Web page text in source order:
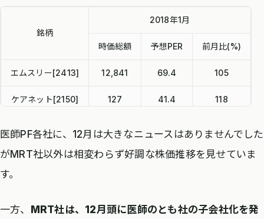
銘柄
2018年1月
時価総額 予想PER 前月比(%)
エムスリー[2413] 12,841 69.4 105
ケアネット[2150] 127 41.4 118
MRT[6034] 86 863.1 97
医師PF各社に、12月は大きなニュースはありませんでした
がMRT社以外は相変わらず好調な株価推移を見せていま
す。
一方、 MRT社は、12月頭に医師のとも社の子会社化を発